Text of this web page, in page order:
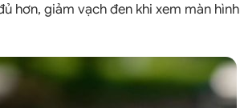
hơn, giảm vạch đen khi xem màn hình